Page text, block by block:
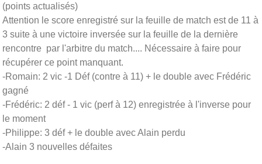
(points actualisés)
Attention le score enregistré sur la feuille de match est de 11 à
3 suite à une victoire inversée sur la feuille de la dernière
rencontre par l'arbitre du match.... Nécessaire à faire pour
récupérer ce point manquant.
-Romain: 2 vic -1 Déf (contre à 11) + le double avec Frédéric
gagné
-Frédéric: 2 déf - 1 vic (perf à 12) enregistrée à l'inverse pour
le moment
-Philippe: 3 déf + le double avec Alain perdu
-Alain 3 nouvelles défaites